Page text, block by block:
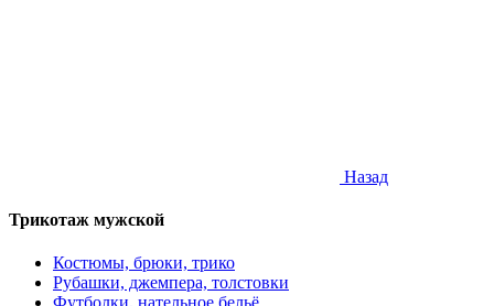
Назад
Трикотаж мужской
Костюмы, брюки, трико
Рубашки, джемпера, толстовки